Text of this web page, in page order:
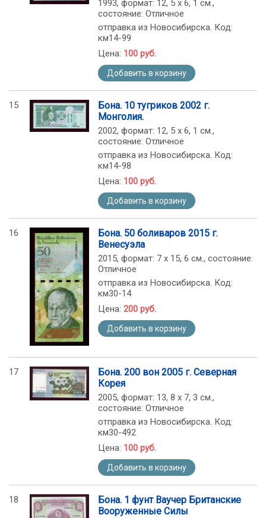
1993, формат: 12, 5 х 6, 1 см.,
состояние: Отличное
отправка из Новосибирска. Код:
км14-99
Цена: 100 руб.
Добавить в корзину
15
Бона. 10 тугриков 2002 г.
Монголия.
2002, формат: 12, 5 х 6, 1 см.,
состояние: Отличное
отправка из Новосибирска. Код:
км14-98
Цена: 100 руб.
Добавить в корзину
16
Бона. 50 боливаров 2015 г.
Венесуэла
2015, формат: 7 х 15, 6 см., состояние:
Отличное
отправка из Новосибирска. Код:
км30-14
Цена: 200 руб.
Добавить в корзину
17
Бона. 200 вон 2005 г. Северная
Корея
2005, формат: 13, 8 х 7, 3 см.,
состояние: Отличное
отправка из Новосибирска. Код:
км30-492
Цена: 100 руб.
Добавить в корзину
18
Бона. 1 фунт Ваучер Британские
Вооруженные Силы